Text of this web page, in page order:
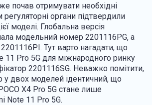
почав отримувати необхідні
регуляторні органи підтвердили
моделі. Глобальна версія
модельний номер 2201116PG, а
2201116PI. Тут варто нагадати, що
11 Pro 5G для міжнародного ринку
2201116SG. Неважко помітити,
двох моделей ідентичний, що
X4 Pro 5G стане лише
Note 11 Pro 5G.